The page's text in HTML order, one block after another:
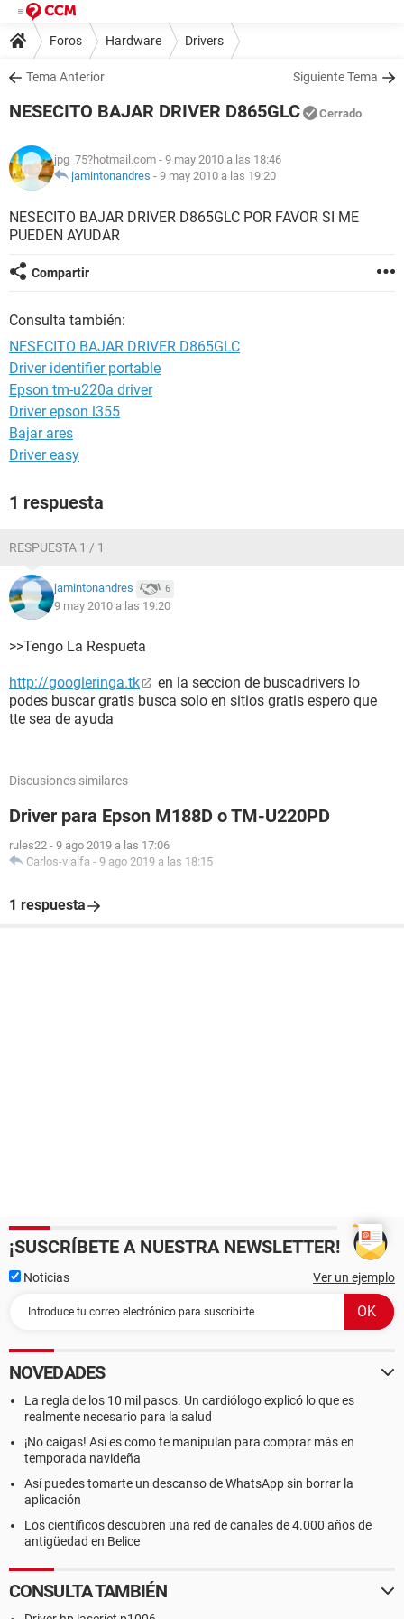
Foros Hardware Drivers
Tema Anterior Siguiente Tema
NESECITO BAJAR DRIVER D865GLC Cerrado
jpg_75?hotmail.com - 9 may 2010 a las 18:46
jamintonandres - 9 may 2010 a las 19:20
NESECITO BAJAR DRIVER D865GLC POR FAVOR SI ME
PUEDEN AYUDAR
Compartir
Consulta también:
NESECITO BAJAR DRIVER D865GLC
Driver identifier portable
Epson tm-u220a driver
Driver epson l355
Bajar ares
Driver easy
1 respuesta
RESPUESTA 1 / 1
jamintonandres 6
9 may 2010 a las 19:20
>>Tengo La Respueta
http://googleringa.tk
en la seccion de buscadrivers lo
podes buscar gratis busca solo en sitios gratis espero que
tte sea de ayuda
Discusiones similares
Driver para Epson M188D o TM-U220PD
rules22 - 9 ago 2019 a las 17:06
Carlos-vialfa - 9 ago 2019 a las 18:15
1 respuesta
¡SUSCRÍBETE A NUESTRA NEWSLETTER!
Noticias Ver un ejemplo
NOVEDADES
La regla de los 10 mil pasos. Un cardiólogo explicó lo que es
realmente necesario para la salud
¡No caigas! Así es como te manipulan para comprar más en
temporada navideña
Así puedes tomarte un descanso de WhatsApp sin borrar la
aplicación
Los científicos descubren una red de canales de 4.000 años de
antigüedad en Belice
CONSULTA TAMBIÉN